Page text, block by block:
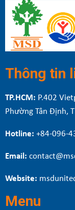
Thông tin
TP.HCM: P.402
Phường Tân Định,
Hotline: +84-096-
Email:
Website:
Menu